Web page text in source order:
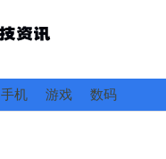
手机 游戏 数码